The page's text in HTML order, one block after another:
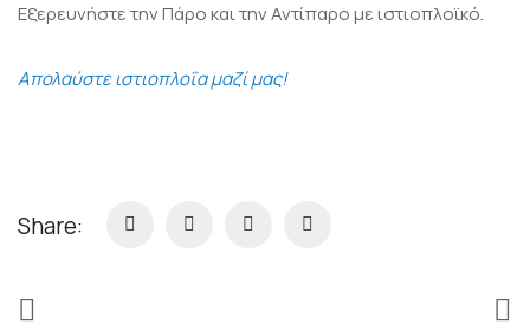
Εξερευνήστε την Πάρο και την Αντίπαρο με ιστιοπλοϊκό.
Απολαύστε ιστιοπλοΐα μαζί μας!
Share: